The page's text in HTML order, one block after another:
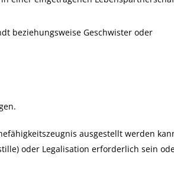
beziehungsweise Geschwister oder
ausgestellt werden
oder Legalisation erforderlich sein